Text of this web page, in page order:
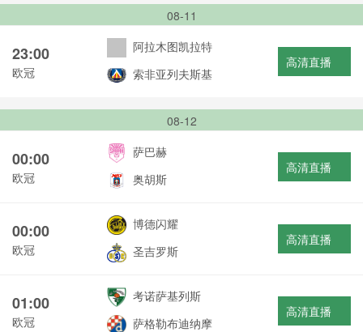
08-11
23:00
欧冠
阿拉木图凯拉特
索非亚列夫斯基
高清直播
08-12
00:00
欧冠
萨巴赫
奥胡斯
高清直播
00:00
欧冠
博德闪耀
圣吉罗斯
高清直播
01:00
欧冠
考诺萨基列斯
萨格勒布迪纳摩
高清直播